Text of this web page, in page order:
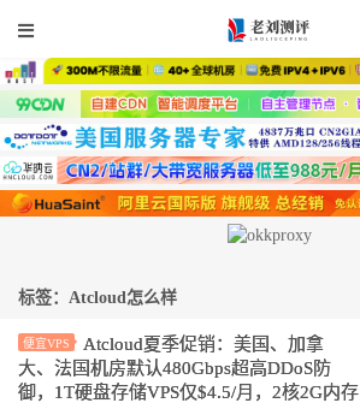
标签：Atcloud怎么样
便宜VPS
Atcloud夏季促销：美国、加拿
大、法国机房默认480Gbps超高DDoS防
御，1T硬盘存储VPS仅$4.5/月，2核2G内存